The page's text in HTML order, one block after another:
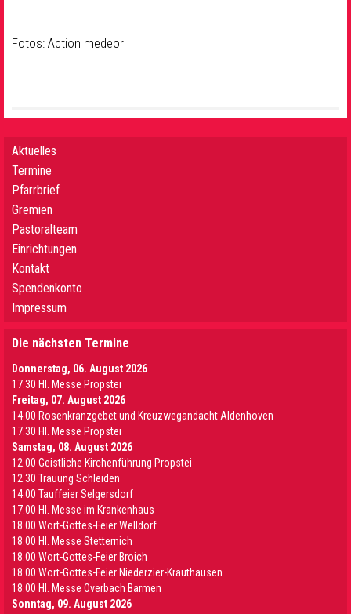
Fotos: Action medeor
Aktuelles
Termine
Pfarrbrief
Gremien
Pastoralteam
Einrichtungen
Kontakt
Spendenkonto
Impressum
Die nächsten Termine
Donnerstag, 06. August 2026
17.30 Hl. Messe Propstei
Freitag, 07. August 2026
14.00 Rosenkranzgebet und Kreuzwegandacht Aldenhoven
17.30 Hl. Messe Propstei
Samstag, 08. August 2026
12.00 Geistliche Kirchenführung Propstei
12.30 Trauung Schleiden
14.00 Tauffeier Selgersdorf
17.00 Hl. Messe im Krankenhaus
18.00 Wort-Gottes-Feier Welldorf
18.00 Hl. Messe Stetternich
18.00 Wort-Gottes-Feier Broich
18.00 Wort-Gottes-Feier Niederzier-Krauthausen
18.00 Hl. Messe Overbach Barmen
Sonntag, 09. August 2026